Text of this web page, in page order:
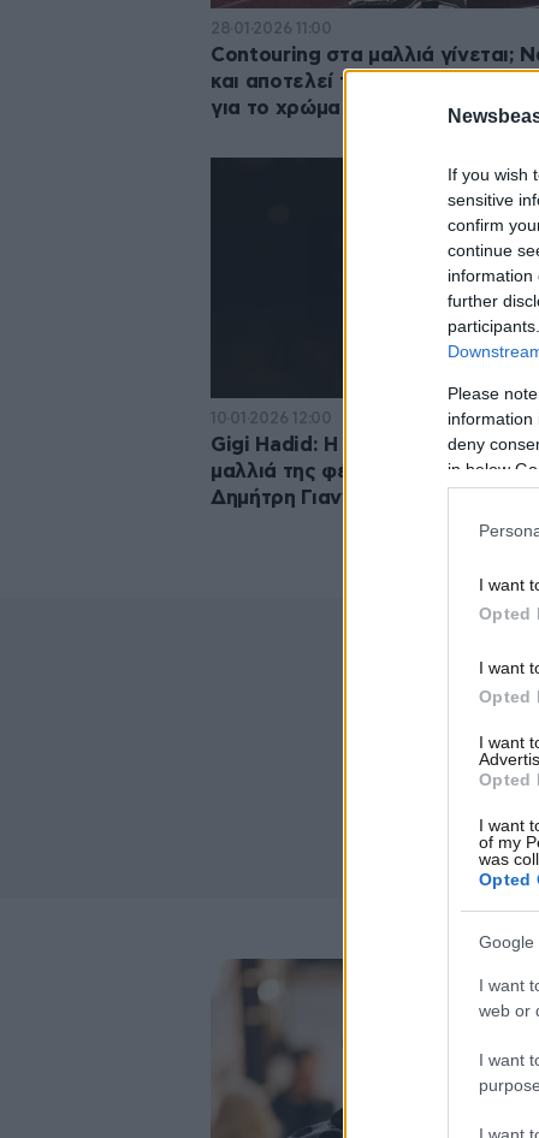
If you wish
sensitive
confirm
continue
information
further
Please
information
deny
in below
I want
Opted
I want
Opted
I want
Opted
I want
of my
was
Opted
Google
I want
web or
I want
I want
28·01·2026 11:00
Contouring στα μαλλιά γίνεται;
και αποτελεί την πιο έξυπνη
για το χρώμα
10·01·2026 12:00
Gigi Hadid: Η πιο τολμηρή
μαλλιά της φέρει την υπογραφή
Δημήτρη Γιαννέτου